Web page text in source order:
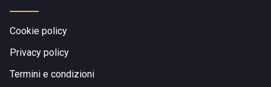
Cookie policy
Privacy policy
Termini e condizioni